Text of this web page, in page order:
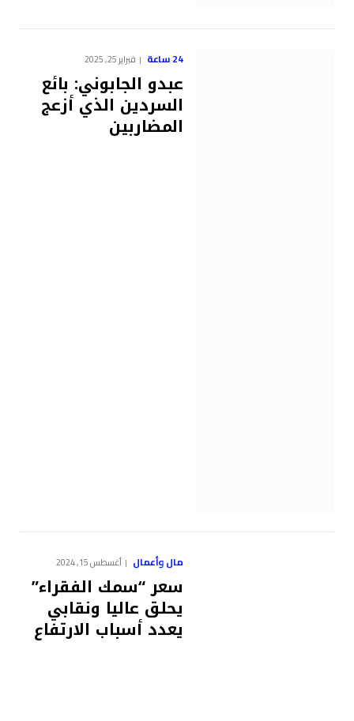
24 ساعة فبراير 25, 2025
عبدو الجابوني: بائع
السردين الذي أزعج
المضاربين
مال وأعمال أغسطس 15, 2024
سعر “سمك الفقراء”
يحلق عاليا ونقابي
يعدد أسباب الارتفاع